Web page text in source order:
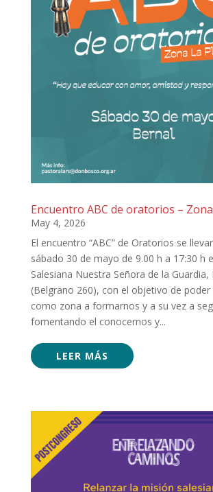
Encuentro ABC de oratorios –
May 4, 2026
El encuentro “ABC” de Oratorios se
sábado 30 de mayo de 9.00 h a 17:30 h
Salesiana Nuestra Señora de la Guardia,
(Belgrano 260), con el objetivo de
como zona a formarnos y a su vez a
fomentando el conocernos y...
LEER MÁS